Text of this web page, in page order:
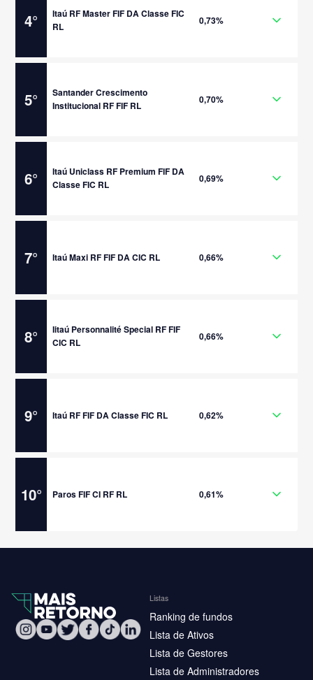
4°
Itaú RF Master FIF DA Classe FIC
RL
0,73%
5°
Santander Crescimento
Institucional RF FIF RL
0,70%
6°
Itaú Uniclass RF Premium FIF DA
Classe FIC RL
0,69%
7° Itaú Maxi RF FIF DA CIC RL 0,66%
8°
Iitaú Personnalité Special RF FIF
CIC RL
0,66%
9° Itaú RF FIF DA Classe FIC RL 0,62%
10° Paros FIF CI RF RL 0,61%
Listas
Ranking de fundos
Lista de Ativos
Lista de Gestores
Lista de Administradores